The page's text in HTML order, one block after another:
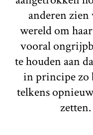
anderen
wereld om
vooral
te houden aan
in principe zo
telkens
zetten.